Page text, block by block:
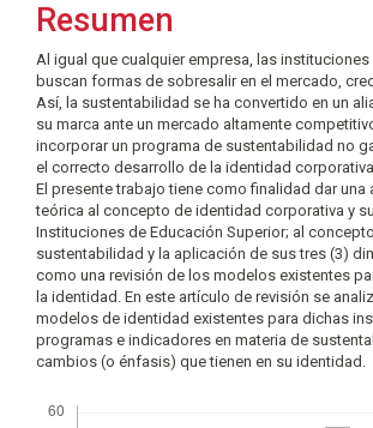
artículo
Resumen
Al igual que cualquier empresa, las
buscan formas de sobresalir en el mercado,
Así, la sustentabilidad se ha convertido en un
su marca ante un mercado altamente
incorporar un programa de sustentabilidad no
el correcto desarrollo de la identidad
El presente trabajo tiene como finalidad dar una
teórica al concepto de identidad corporativa y
Instituciones de Educación Superior; al
sustentabilidad y la aplicación de sus tres (3)
como una revisión de los modelos existentes
la identidad. En este artículo de revisión se
modelos de identidad existentes para dichas
programas e indicadores en materia de
cambios (o énfasis) que tienen en su identidad.